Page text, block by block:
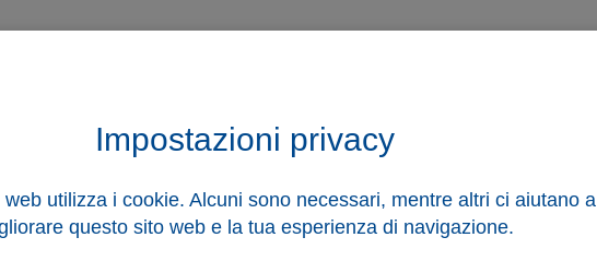
Impostazioni privacy
utilizza i cookie. Alcuni sono necessari, mentre altri ci aiutano a
questo sito web e la tua esperienza di navigazione.